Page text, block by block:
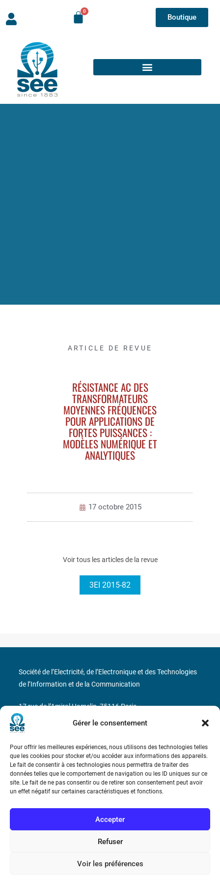
Gérer le consentement
Pour offrir les meilleures expériences, nous utilisons des technologies telles
que les cookies pour stocker et/ou accéder aux informations des appareils.
Le fait de consentir à ces technologies nous permettra de traiter des
données telles que le comportement de navigation ou les ID uniques sur ce
site. Le fait de ne pas consentir ou de retirer son consentement peut avoir
un effet négatif sur certaines caractéristiques et fonctions.
Accepter
Refuser
Voir les préférences
Boutique
ARTICLE DE REVUE
RÉSISTANCE AC DES
TRANSFORMATEURS
MOYENNES FRÉQUENCES
POUR APPLICATIONS DE
FORTES PUISSANCES :
MODÈLES NUMÉRIQUE ET
ANALYTIQUES
17 octobre 2015
Voir tous les articles de la revue
3EI 2015-82
Bicentenaire des découvertes d’André-
Conditions Générales de Vente
Société de l’Electricité, de l’Electronique et des Technologies
de l’Information et de la Communication
17 rue de l’Amiral Hamelin75116 Paris
Métro : « Boissière » Ligne 6 et « Iéna » Ligne 9
Téléphone : (+33) 1 56 90 37 17
N° de SIREN : 785 393 232, Code APE : 9412Z TVA intra-
communautaire : FR44 785 393 232